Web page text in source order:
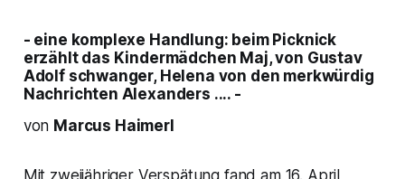
- eine komplexe Handlung: beim Picknick
erzählt das Kindermädchen Maj, von Gustav
Adolf schwanger, Helena von den merkwürdig
Nachrichten Alexanders .... -
von Marcus Haimerl
Mit zweijähriger Verspätung fand am 16. April